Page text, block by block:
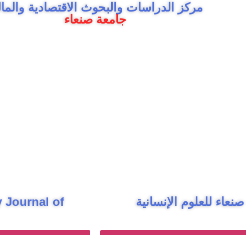
مركز الدراسات والبحوث الاقتصادية
جامعة صنعاء
للعلوم الإنسانية
Journal of